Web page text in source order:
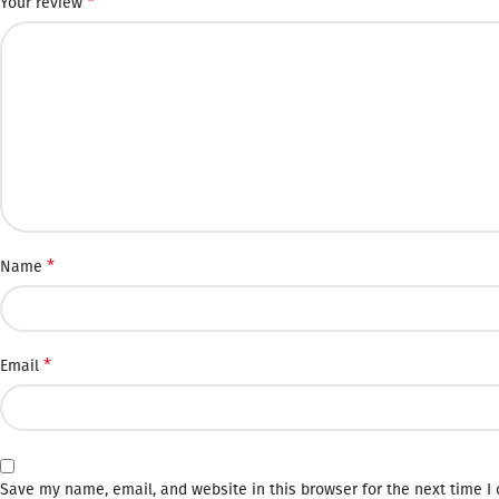
Name *
Email *
Save my name, email, and website in this browser for the next time I